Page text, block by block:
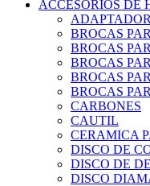
ACCESORIOS DE
BROCAS
BROCAS
BROCAS
BROCAS
BROCAS
CARBONES
CAUTIL
CERAMICA
DISCO DE
DISCO DE
DISCO